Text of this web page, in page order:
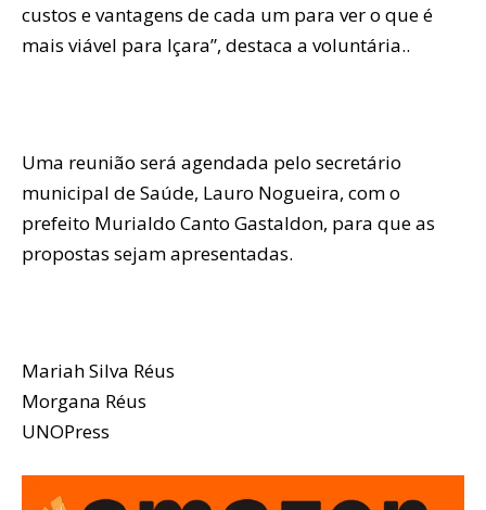
custos e vantagens de cada um para ver o que é
mais viável para Içara”, destaca a voluntária..
Uma reunião será agendada pelo secretário
municipal de Saúde, Lauro Nogueira, com o
prefeito Murialdo Canto Gastaldon, para que as
propostas sejam apresentadas.
Mariah Silva Réus
Morgana Réus
UNOPress